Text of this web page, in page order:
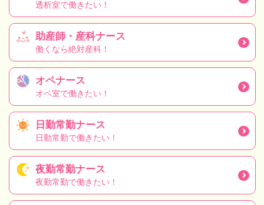
透析室で働きたい！
助産師・産科ナース
働くなら絶対産科！
オペナース
オペ室で働きたい！
日勤常勤ナース
日勤常勤で働きたい！
夜勤常勤ナース
夜勤常勤で働きたい！